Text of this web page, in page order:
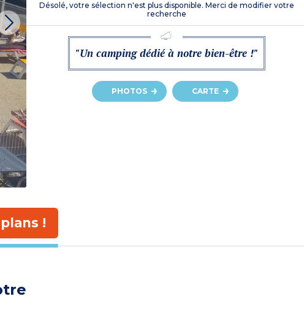
Désolé, votre sélection n'est plus disponible. Merci de modifier votre
recherche
"Un camping dédié à notre bien-être !"
PHOTOS CARTE
!